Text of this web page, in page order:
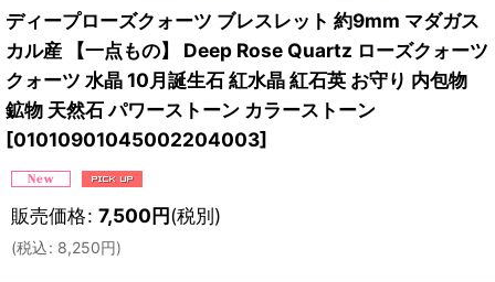
ディープローズクォーツ ブレスレット 約9mm マダガス
カル産 【一点もの】 Deep Rose Quartz ローズクォーツ
クォーツ 水晶 10月誕生石 紅水晶 紅石英 お守り 内包物
鉱物 天然石 パワーストーン カラーストーン
[01010901045002204003]
販売価格: 7,500円(税別)
(税込: 8,250円)